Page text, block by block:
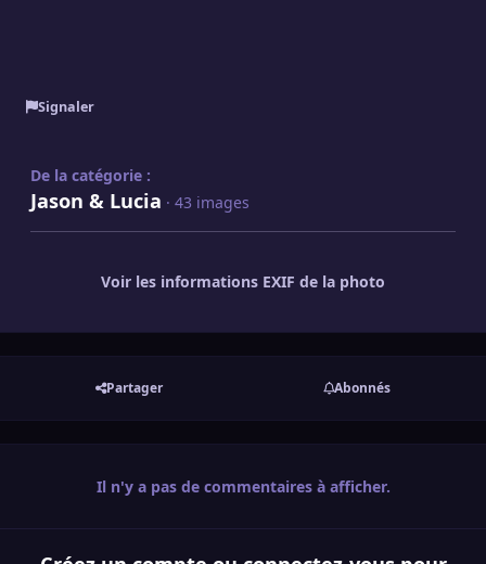
Signaler
De la catégorie :
Jason & Lucia · 43 images
Voir les informations EXIF de la photo
Partager Abonnés
Il n'y a pas de commentaires à afficher.